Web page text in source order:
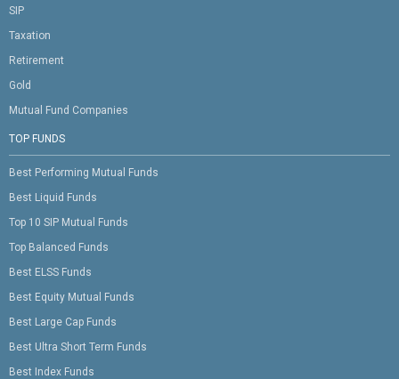
SIP
Taxation
Retirement
Gold
Mutual Fund Companies
TOP FUNDS
Best Performing Mutual Funds
Best Liquid Funds
Top 10 SIP Mutual Funds
Top Balanced Funds
Best ELSS Funds
Best Equity Mutual Funds
Best Large Cap Funds
Best Ultra Short Term Funds
Best Index Funds